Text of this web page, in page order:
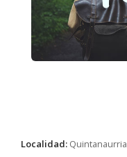
Localidad: Quintanaurria